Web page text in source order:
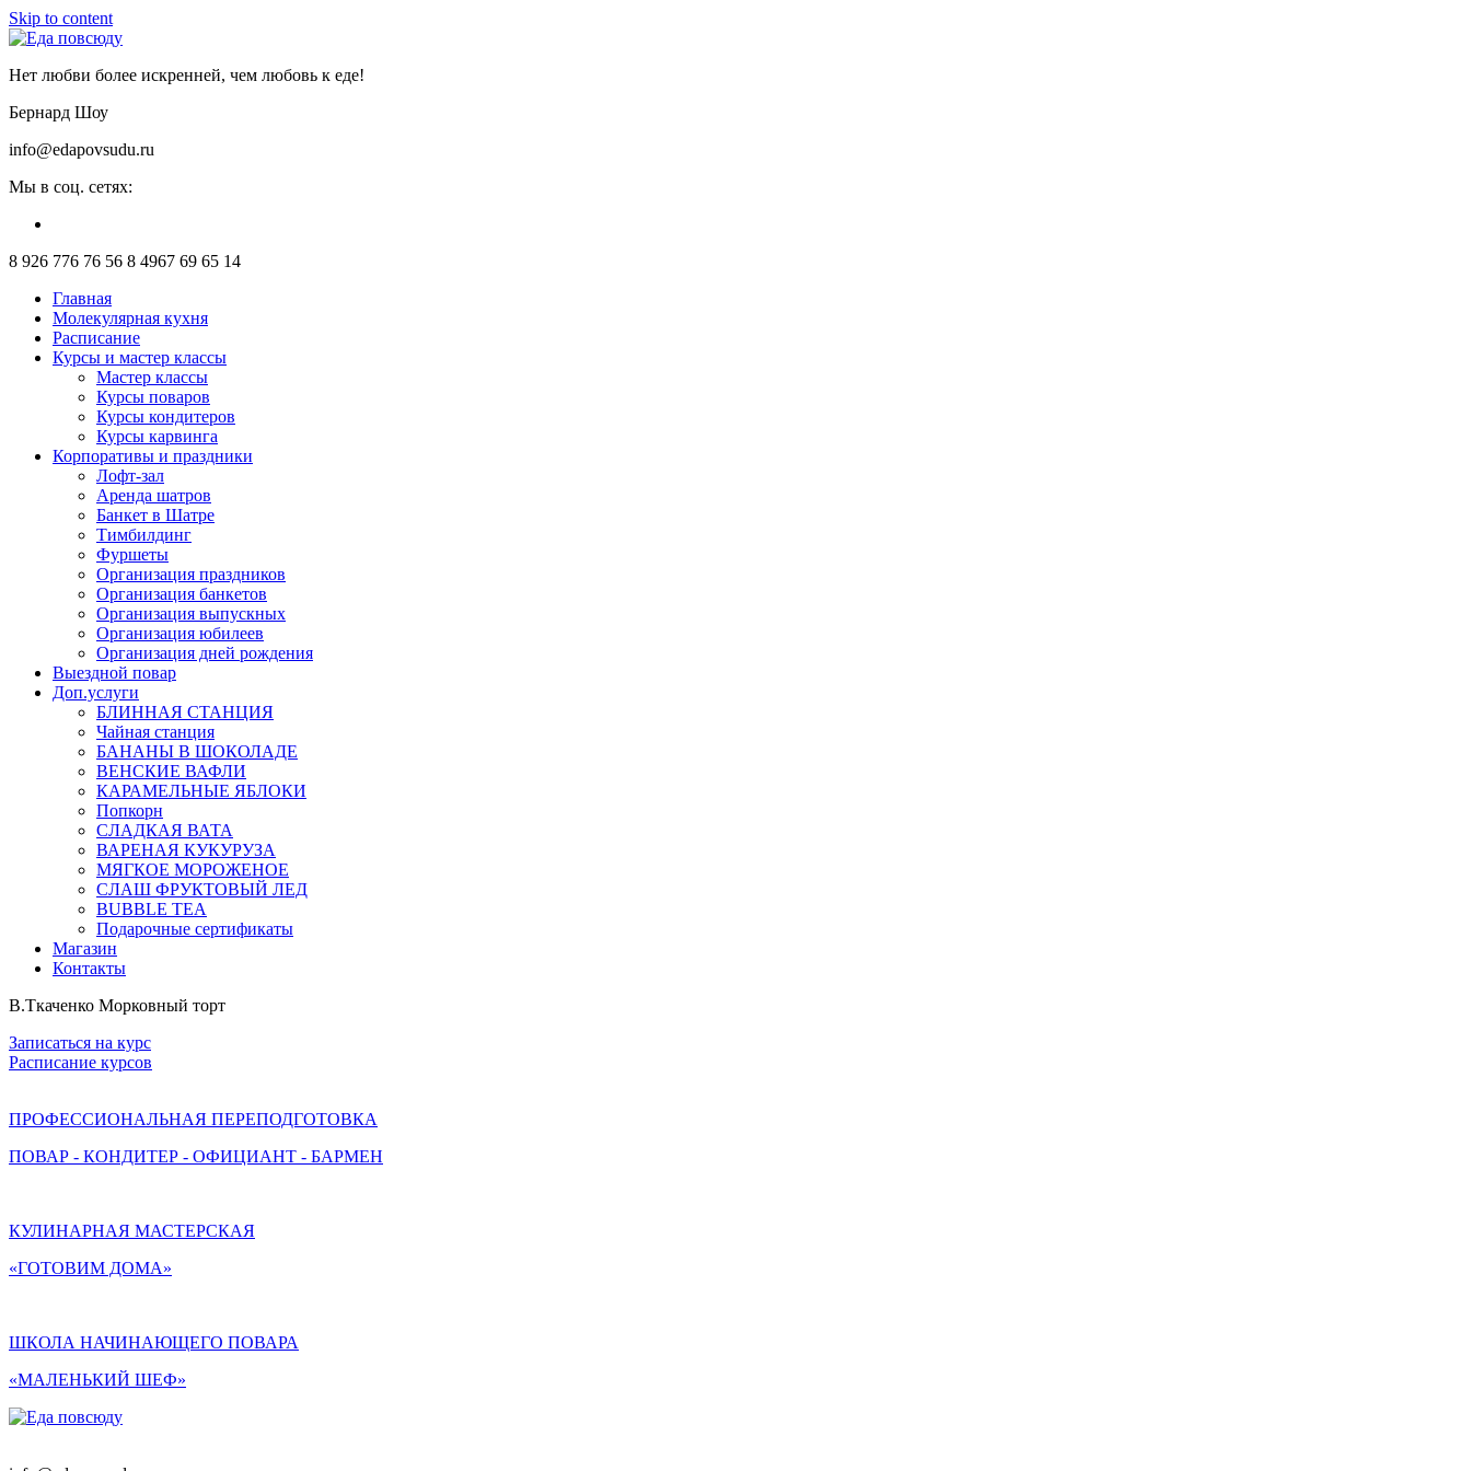
Skip to content
Нет любви более искренней, чем любовь к еде!
Бернард Шоу
info@edapovsudu.ru
Мы в соц. сетях:
8 926 776 76 56 8 4967 69 65 14
Главная
Молекулярная кухня
Расписание
Курсы и мастер классы
Мастер классы
Курсы поваров
Курсы кондитеров
Курсы карвинга
Корпоративы и праздники
Лофт-зал
Аренда шатров
Банкет в Шатре
Тимбилдинг
Фуршеты
Организация праздников
Организация банкетов
Организация выпускных
Организация юбилеев
Организация дней рождения
Выездной повар
Доп.услуги
БЛИННАЯ СТАНЦИЯ
Чайная станция
БАНАНЫ В ШОКОЛАДЕ
ВЕНСКИЕ ВАФЛИ
КАРАМЕЛЬНЫЕ ЯБЛОКИ
Попкорн
СЛАДКАЯ ВАТА
ВАРЕНАЯ КУКУРУЗА
МЯГКОЕ МОРОЖЕНОЕ
СЛАШ ФРУКТОВЫЙ ЛЕД
BUBBLE TEA
Подарочные сертификаты
Магазин
Контакты
В.Ткаченко Морковный торт
Записаться на курс
Расписание курсов
ПРОФЕССИОНАЛЬНАЯ ПЕРЕПОДГОТОВКА
ПОВАР - КОНДИТЕР - ОФИЦИАНТ - БАРМЕН
КУЛИНАРНАЯ МАСТЕРСКАЯ
«ГОТОВИМ ДОМА»
ШКОЛА НАЧИНАЮЩЕГО ПОВАРА
«МАЛЕНЬКИЙ ШЕФ»